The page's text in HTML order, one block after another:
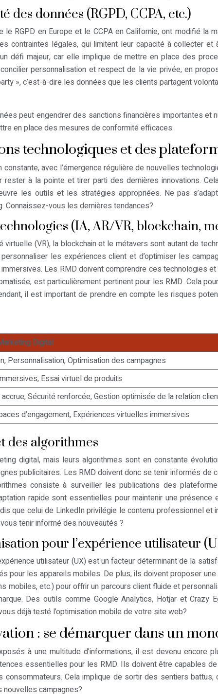
données (RGPD, CCPA, etc.)
RGPD en Europe et le CCPA en Californie, ont modifié
contraintes légales, qui limitent leur capacité à collecter
défi majeur, car elle implique de mettre en place des
personnalisation et respect de la vie privée, en
», c’est-à-dire les données que les clients partagent
peut engendrer des sanctions financières importantes et
en place des mesures de conformité efficaces.
technologiques et des
avec l’émergence régulière de nouvelles
rester à la pointe et tirer parti des dernières innovations.
les outils et les stratégies appropriées. Ne pas
Connaissez-vous les dernières tendances?
(IA, AR/VR, blockchain,
virtuelle (VR), la blockchain et le métavers sont autant de
les expériences client et d’optimiser les
Les RMD doivent comprendre ces technologies
est particulièrement pertinent pour les RMD. Cela
il est important de prendre en compte les risques
Digital
Personnalisation, Optimisation des campagnes
Essai virtuel de produits
Sécurité renforcée, Gestion optimisée de la relation
d’engagement, Expériences virtuelles immersives
des algorithmes
digital, mais leurs algorithmes sont en constante
publicitaires. Les RMD doivent donc se tenir informés
consiste à surveiller les publications des
rapide sont essentielles pour maintenir une
que celui de LinkedIn privilégie le contenu professionnel
tenir informé des nouveautés ?
pour l’expérience utilisateur
utilisateur (UX) est un facteur déterminant de la
les appareils mobiles. De plus, ils doivent proposer
mobiles, etc.) pour offrir un parcours client fluide et
Des outils comme Google Analytics, Hotjar et
déjà testé l’optimisation mobile de votre site web?
: se démarquer dans un
à une multitude d’informations, il est devenu
essentielles pour les RMD. Ils doivent être capables
Cela implique de sortir des sentiers
nouvelles campagnes?